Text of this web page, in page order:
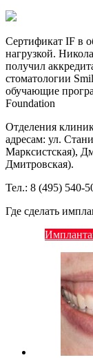
Сертификат IF в
нагрузкой.
получил
стоматологии
обучающие
Foundation
Отделения
адресам: ул.
Марксистская),
Дмитровская).
Тел.: 8 (495) 540-
Где сделать